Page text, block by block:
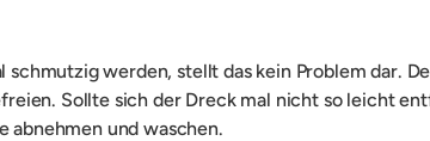
werden, stellt das kein Problem dar.
Sollte sich der Dreck mal nicht so leicht
abnehmen und waschen.